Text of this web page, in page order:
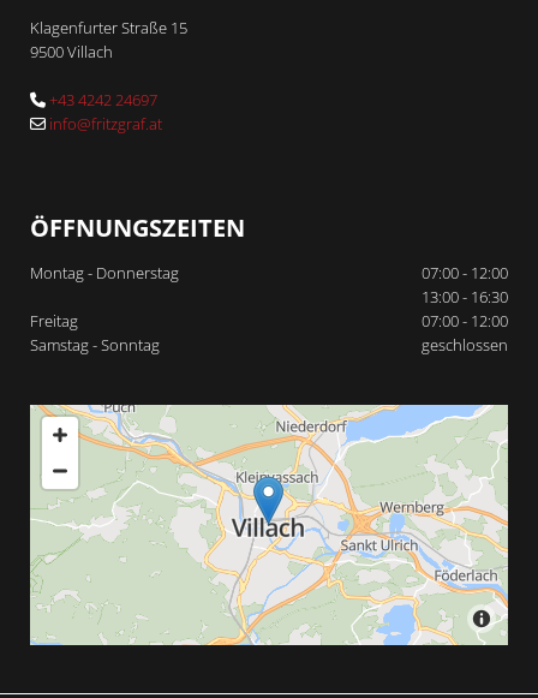
Klagenfurter Straße 15
9500 Villach
 +43 4242 24697
 info@fritzgraf.at
ÖFFNUNGSZEITEN
Montag - Donnerstag
07:00 - 12:00
13:00 - 16:30
Freitag
07:00 - 12:00
Samstag - Sonntag
geschlossen